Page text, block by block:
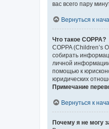
вас всего пару
Вернуться к
Что такое COPPA?
COPPA (Children’s
собирать
личной
помощью к
юридических
Примечание
Вернуться к
Почему я не могу